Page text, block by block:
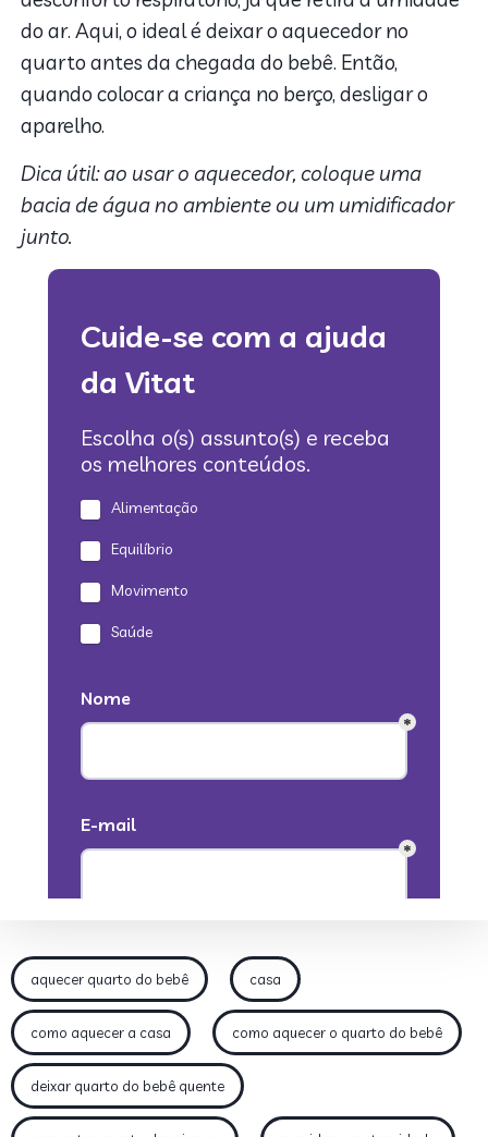
do ar. Aqui, o ideal é deixar o aquecedor no
quarto antes da chegada do bebê. Então,
quando colocar a criança no berço, desligar o
aparelho.
Dica útil: ao usar o aquecedor, coloque uma
bacia de água no ambiente ou um umidificador
junto.
aquecer quarto do bebê casa
como aquecer a casa como aquecer o quarto do bebê
deixar quarto do bebê quente